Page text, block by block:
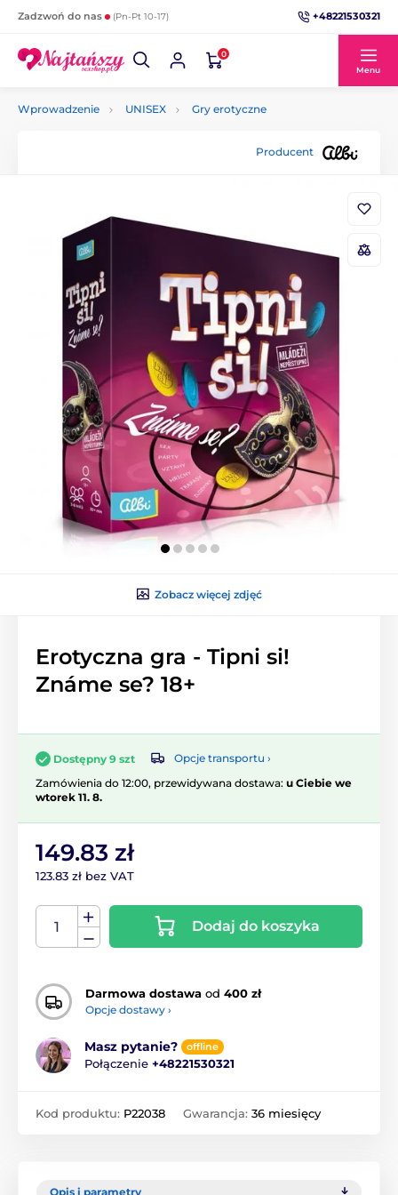
Zadzwoń do nas (Pn-Pt 10-17) +48221530321
0
Menu
Wprowadzenie UNISEX Gry erotyczne
Producent
Zobacz więcej zdjęć
Erotyczna gra - Tipni si!
Známe se? 18+
Dostępny 9 szt
Opcje transportu ›
Zamówienia do 12:00, przewidywana dostawa: u Ciebie we
wtorek 11. 8.
149.83 zł
123.83 zł bez VAT
Dodaj do koszyka
Darmowa dostawa od 400 zł
Opcje dostawy ›
Masz pytanie? offline
Połączenie +48221530321
Kod produktu: P22038 Gwarancja: 36 miesięcy
Opis i parametry